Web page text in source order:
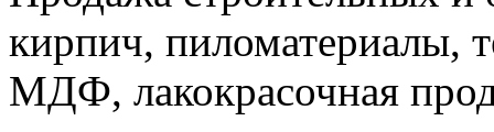
кирпич, пиломатериалы,
МДФ, лакокрасочная